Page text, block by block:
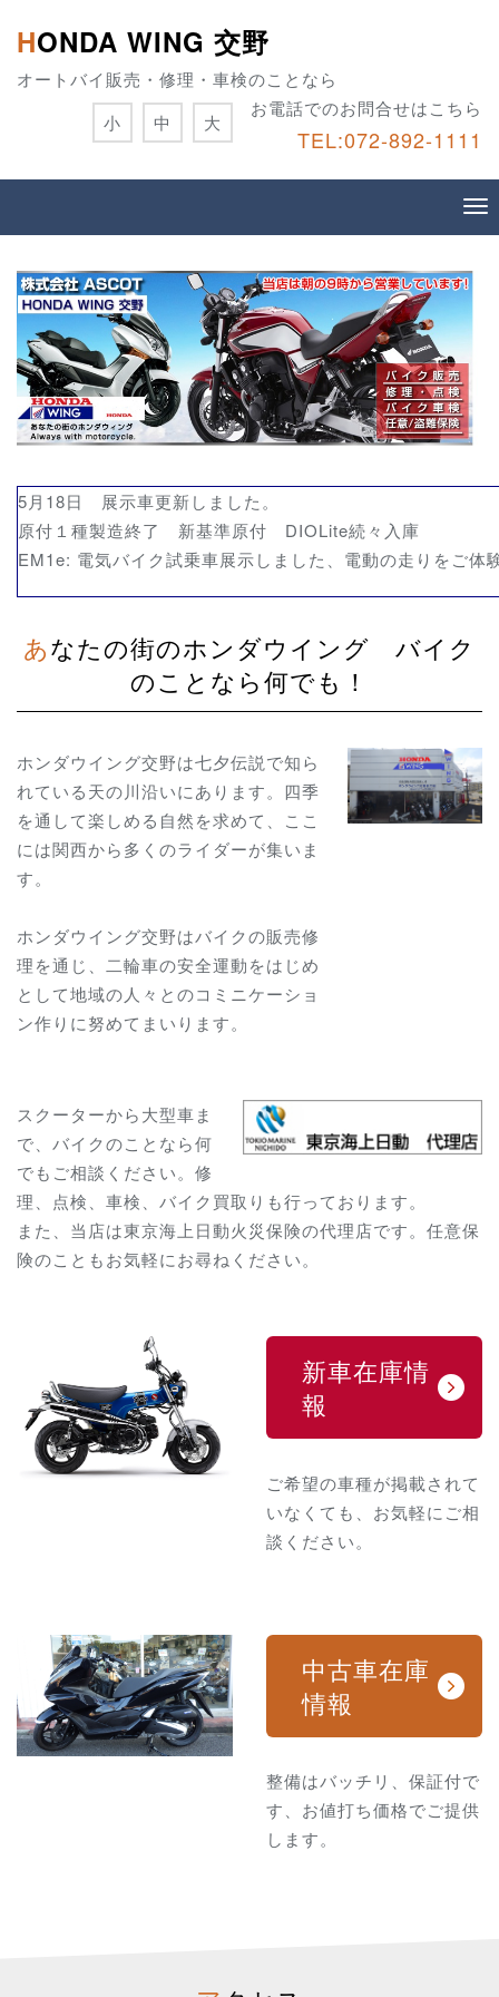
HONDA WING 交野
オートバイ販売・修理・車検のことなら
お電話でのお問合せはこちら
TEL:072-892-1111
小 中 大
5月18日 展示車更新しました。
原付１種製造終了 新基準原付 DIOLite続々入庫
EM1e: 電気バイク試乗車展示しました、電動の走りをご体
あなたの街のホンダウイング バイク
のことなら何でも！
ホンダウイング交野は七夕伝説で知ら
れている天の川沿いにあります。四季
を通して楽しめる自然を求めて、ここ
には関西から多くのライダーが集いま
す。
ホンダウイング交野はバイクの販売修
理を通じ、二輪車の安全運動をはじめ
として地域の人々とのコミニケーショ
ン作りに努めてまいります。
スクーターから大型車ま
で、バイクのことなら何
でもご相談ください。修
理、点検、車検、バイク買取りも行っております。
また、当店は東京海上日動火災保険の代理店です。任意保
険のこともお気軽にお尋ねください。
新車在庫情
報
ご希望の車種が掲載されて
いなくても、お気軽にご相
談ください。
中古車在庫
情報
整備はバッチリ、保証付で
す、お値打ち価格でご提供
します。